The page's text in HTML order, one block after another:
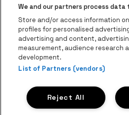
Schijnpoortweg 119,
Be-At
Schijnpoortweg 119,
BTW (BE) 0461.051.688 -
BNP Paribas Fortis - IBAN:
GEBABEBB
ProclaimerCookiesManage
We and our partners process data
Store and/or access information
profiles for personalised
advertising and content,
measurement, audience research
development.
List of Partners (vendors)
Reject All